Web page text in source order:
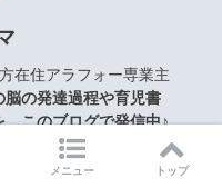
在住アラフォー専業主
脳の発達過程や育児書
このブログで発信中♪
ル メニュー トップ